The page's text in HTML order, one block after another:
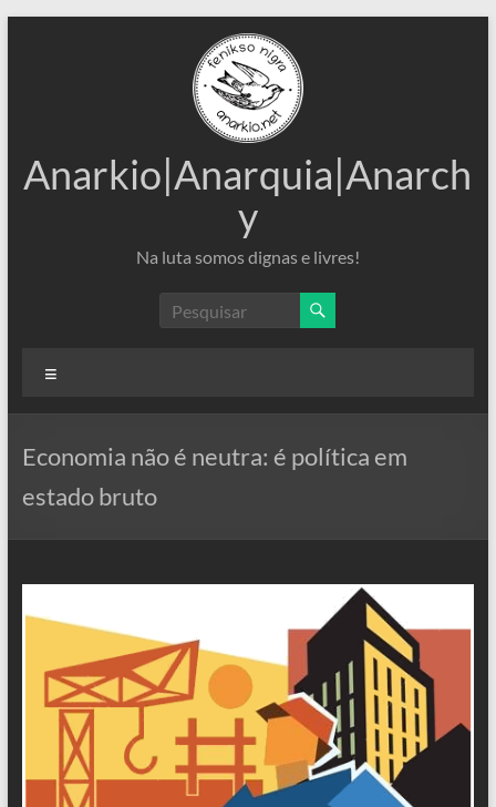
Anarkio|Anarquia|Anarch
y
Na luta somos dignas e livres!
Economia não é neutra: é política em
estado bruto